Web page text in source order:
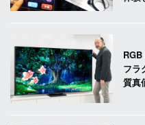
フラ
質真